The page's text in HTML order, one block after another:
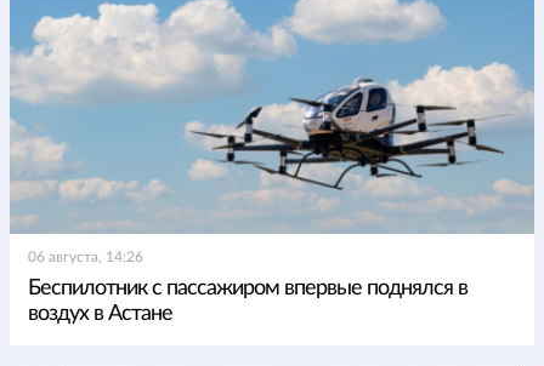
06 августа, 14:26
Беспилотник с пассажиром впервые поднялся в
воздух в Астане